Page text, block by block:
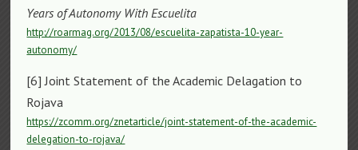
Years of Autonomy With Escuelita
http://roarmag.org/2013/08/escuelita-zapatista-10-year-
autonomy/
[6] Joint Statement of the Academic Delagation to
Rojava
https://zcomm.org/znetarticle/joint-statement-of-the-academic-
delegation-to-rojava/